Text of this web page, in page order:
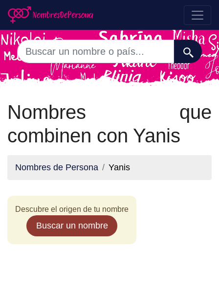
Nombres que
combinen con Yanis
Nombres de Persona Yanis
Descubre el origen de tu nombre
Buscar un nombre